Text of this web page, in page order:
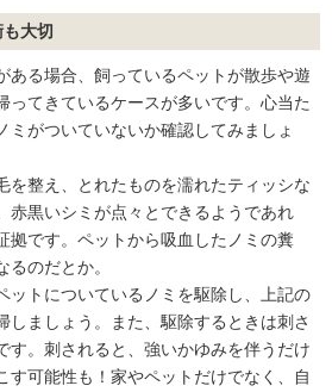
大切
ある場合、飼っているペットが散歩や遊
ってきているケースが多いです。心当た
ミがついていないか確認してみましょ
を整え、とれたものを濡れたティッシな
赤黒いシミが点々とできるようであれ
拠です。ペットから吸血したノミの糞
のだとか。
ットについているノミを駆除し、上記の
しましょう。また、駆除するときは刺さ
す。刺されると、強いかゆみを伴うだけ
す可能性も！家やペットだけでなく、自